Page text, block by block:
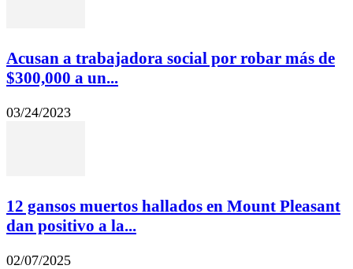
Acusan a trabajadora social por robar más de
$300,000 a un...
03/24/2023
12 gansos muertos hallados en Mount Pleasant
dan positivo a la...
02/07/2025